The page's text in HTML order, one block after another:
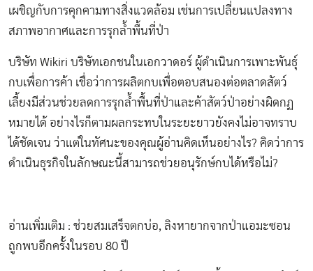
เผชิญกับการคุกคามทางสิ่งแวดล้อม เช่นการเปลี่ยนแปลงทาง
สภาพอากาศและการรุกล้ำพื้นที่ป่า
บริษัท Wikiri บริษัทเอกชนในเอกวาดอร์ ผู้ดำเนินการเพาะพันธุ์
กบเพื่อการค้า เชื่อว่าการผลิตกบเพื่อตอบสนองต่อตลาดสัตว์
เลี้ยงมีส่วนช่วยลดการรุกล้ำพื้นที่ป่าและค้าสัตว์ป่าอย่างผิดกฏ
หมายได้ อย่างไรก็ตามผลกระทบในระยะยาวยังคงไม่อาจทราบ
ได้ชัดเจน ว่าแต่ในทัศนะของคุณผู้อ่านคิดเห็นอย่างไร? คิดว่าการ
ดำเนินธุรกิจในลักษณะนี้สามารถช่วยอนุรักษ์กบได้หรือไม่?
อ่านเพิ่มเติม : ช่วยสมเสร็จตกบ่อ, ลิงหายากจากป่าแอมะซอน
ถูกพบอีกครั้งในรอบ 80 ปี